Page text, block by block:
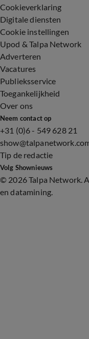
Cookieverklaring
Digitale diensten
Cookie instellingen
Upod & Talpa Network
Adverteren
Vacatures
Publieksservice
Toegankelijkheid
Over ons
Neem contact op
+31 (0)6 - 549 628 21
Tip de redactie
Volg Shownieuws
© 2026 Talpa Network.
en datamining.